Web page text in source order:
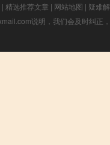
| 精选推荐文章 | 网站地图 | 疑难
说明，我们会及时纠正